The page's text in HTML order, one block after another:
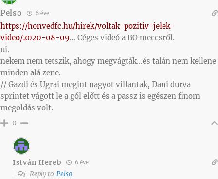
Pelso 6 éve
https://honvedfc.hu/hirek/voltak-pozitiv-jelek-
video/2020-08-09… Céges videó a BO meccsről.
ui.
nekem nem tetszik, ahogy megvágták…és talán nem kellene
minden alá zene.
// Gazdi és Ugrai megint nagyot villantak, Dani durva
sprintet vágott le a gól előtt és a passz is egészen finom
megoldás volt.
0
István Hereb 6 éve
Reply to Pelso